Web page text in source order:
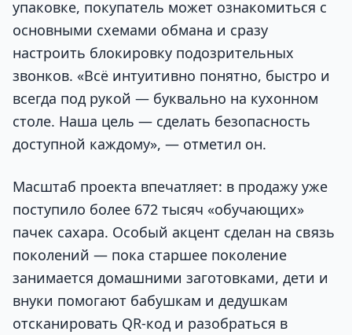
упаковке, покупатель может ознакомиться с
основными схемами обмана и сразу
настроить блокировку подозрительных
звонков. «Всё интуитивно понятно, быстро и
всегда под рукой — буквально на кухонном
столе. Наша цель — сделать безопасность
доступной каждому», — отметил он.
Масштаб проекта впечатляет: в продажу уже
поступило более 672 тысяч «обучающих»
пачек сахара. Особый акцент сделан на связь
поколений — пока старшее поколение
занимается домашними заготовками, дети и
внуки помогают бабушкам и дедушкам
отсканировать QR-код и разобраться в